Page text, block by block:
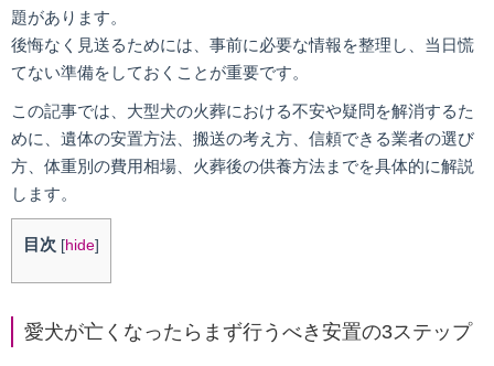
題があります。
後悔なく見送るためには、事前に必要な情報を整理し、当日慌
てない準備をしておくことが重要です。
この記事では、大型犬の火葬における不安や疑問を解消するた
めに、遺体の安置方法、搬送の考え方、信頼できる業者の選び
方、体重別の費用相場、火葬後の供養方法までを具体的に解説
します。
目次 [hide]
愛犬が亡くなったらまず行うべき安置の3ステップ